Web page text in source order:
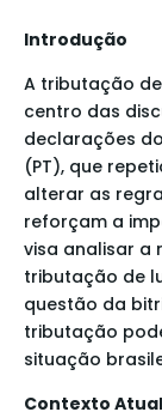
Introdução
A tributação
centro das
declarações
(PT), que
alterar as
reforçam a
visa analisar a
tributação de
questão da
tributação
situação
Contexto Atual